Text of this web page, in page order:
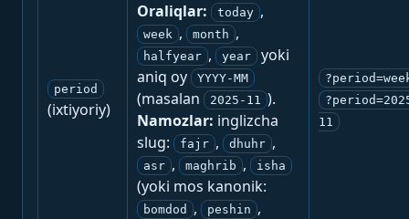
period
(ixtiyoriy)
Oraliqlar:
today ,
week , month ,
halfyear , year
yoki
aniq oy
YYYY-MM
(masalan 2025-11 ).
Namozlar: inglizcha
slug:
fajr , dhuhr ,
asr , maghrib , isha
(yoki mos kanonik:
bomdod , peshin ,
11